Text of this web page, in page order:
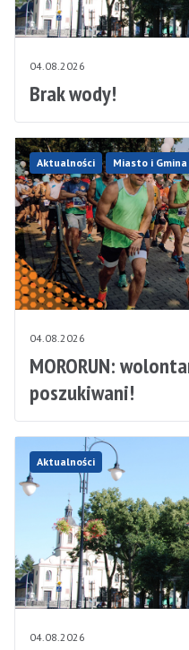
04.08.2026
Brak wody!
Aktualności Miasto i Gmina
04.08.2026
MORORUN:
poszukiwani!
Aktualności
04.08.2026